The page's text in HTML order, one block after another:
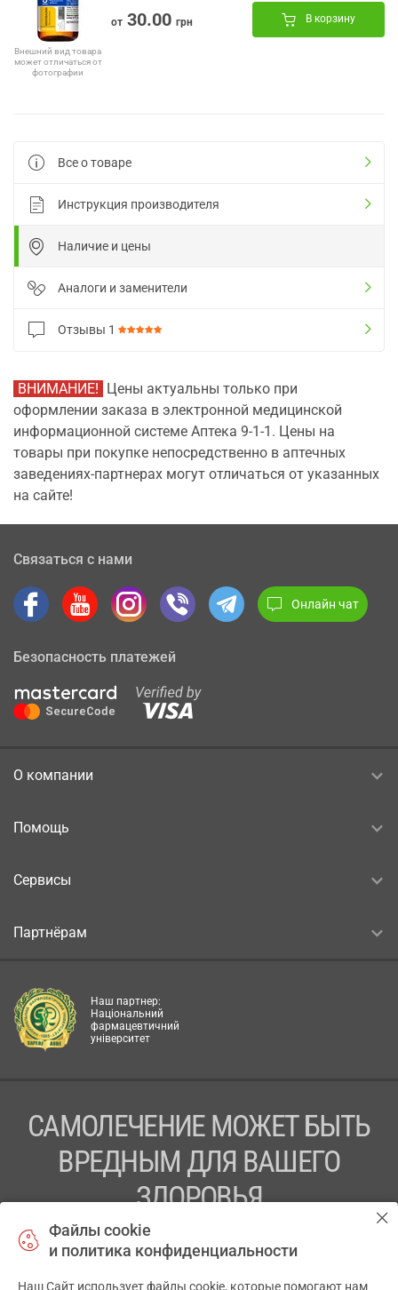
Внешний вид товара
может отличаться от
фотографии
от 30.00 грн В корзину
Все о товаре
Инструкция производителя
Наличие и цены
Аналоги и заменители
Отзывы 1
ВНИМАНИЕ! Цены актуальны только при
оформлении заказа в электронной медицинской
информационной системе Аптека 9-1-1. Цены на
товары при покупке непосредственно в аптечных
заведениях-партнерах могут отличаться от указанных
на сайте!
Связаться с нами
Онлайн чат
Безопасность платежей
О компании
Помощь
Сервисы
Партнёрам
Наш партнер:
Національний
фармацевтичний
університет
САМОЛЕЧЕНИЕ МОЖЕТ БЫТЬ
ВРЕДНЫМ ДЛЯ ВАШЕГО
ЗДОРОВЬЯ
ПЕРЕД ПРИМЕНЕНИЕМ ПРЕПАРАТА
ПРОКОНСУЛЬТИРУЙТЕСЬ С ВРАЧОМ
Файлы cookie
и политика конфиденциальности
Наш Сайт использует файлы cookie, которые помогают нам